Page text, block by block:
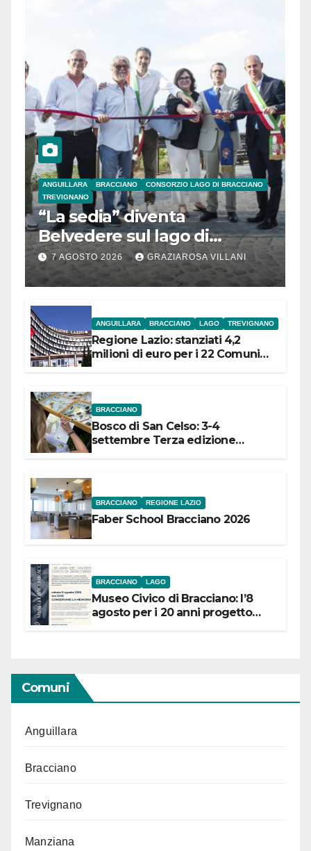
ANGUILLARA BRACCIANO
CONSORZIO LAGO DI BRACCIANO
TREVIGNANO
“La sedia” diventa
Belvedere sul lago di
Bracciano: ieri
l’inaugurazione
7 AGOSTO 2026 GRAZIAROSA VILLANI
ANGUILLARA BRACCIANO LAGO TREVIGNANO
Regione Lazio: stanziati 4,2
milioni di euro per i 22 Comuni
BRACCIANO
Bosco di San Celso: 3-4
settembre Terza edizione
BRACCIANO REGIONE LAZIO
Faber School Bracciano 2026
BRACCIANO LAGO
Museo Civico di Bracciano: l’8
agosto per i 20 anni progetto
Comuni
Anguillara
Bracciano
Trevignano
Manziana